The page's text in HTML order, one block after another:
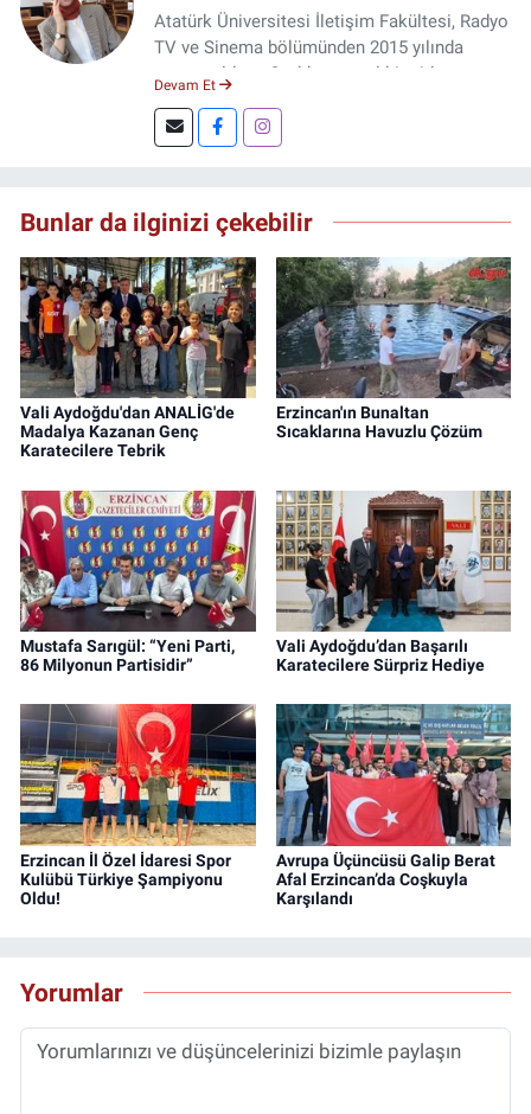
Atatürk Üniversitesi İletişim Fakültesi, Radyo
TV ve Sinema bölümünden 2015 yılında
mezun oldum. 3 yıl kurumsal bir şirkette
DoğuGazetesi.com internet haber sitesinde
muhabirlik yapıyor ve içerik üretiyorum.
Devam Et
Bunlar da ilginizi çekebilir
Vali Aydoğdu'dan ANALİG'de
Madalya Kazanan Genç
Karatecilere Tebrik
Erzincan'ın Bunaltan
Sıcaklarına Havuzlu Çözüm
Mustafa Sarıgül: “Yeni Parti,
86 Milyonun Partisidir”
Vali Aydoğdu’dan Başarılı
Karatecilere Sürpriz Hediye
Erzincan İl Özel İdaresi Spor
Kulübü Türkiye Şampiyonu
Oldu!
Avrupa Üçüncüsü Galip Berat
Afal Erzincan’da Coşkuyla
Karşılandı
Yorumlar